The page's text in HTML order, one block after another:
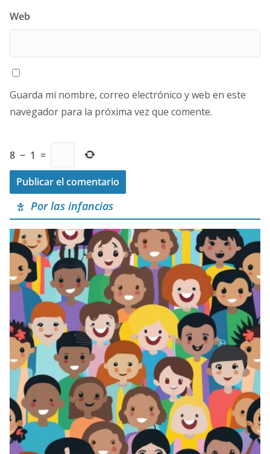
Web
Guarda mi nombre, correo electrónico y web en este
navegador para la próxima vez que comente.
8 − 1 =
Por las infancias